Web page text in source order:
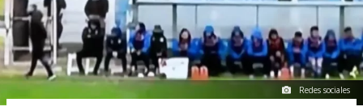
Redes sociales